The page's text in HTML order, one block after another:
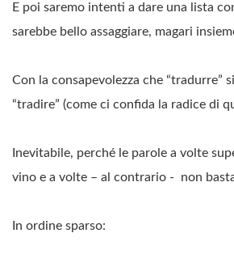
E poi saremo intenti a dare una lista
sarebbe bello assaggiare, magari
Con la consapevolezza che “tradurre”
“tradire” (come ci confida la radice di
Inevitabile, perché le parole a volte
vino e a volte – al contrario - non
In ordine sparso: